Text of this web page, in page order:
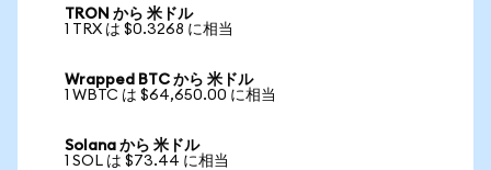
TRON から 米ドル
1 TRX は $0.3268 に相当
Wrapped BTC から 米ドル
1 WBTC は $64,650.00 に相当
Solana から 米ドル
1 SOL は $73.44 に相当